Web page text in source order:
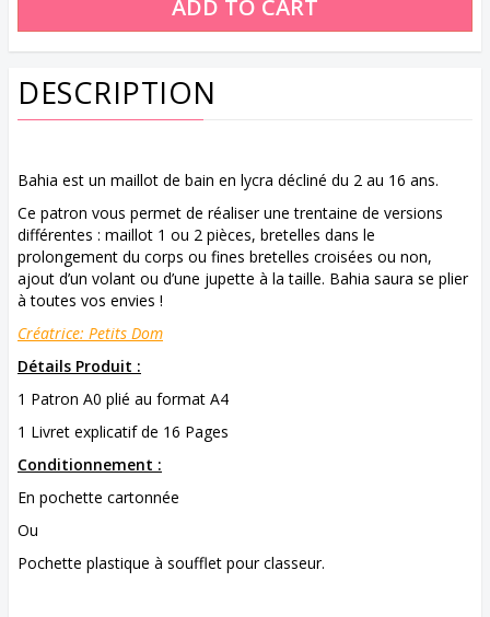
DESCRIPTION
Bahia est un maillot de bain en lycra décliné du 2 au 16 ans.
Ce patron vous permet de réaliser une trentaine de versions
différentes : maillot 1 ou 2 pièces, bretelles dans le
prolongement du corps ou fines bretelles croisées ou non,
ajout d’un volant ou d’une jupette à la taille. Bahia saura se plier
à toutes vos envies !
Créatrice: Petits Dom
Détails Produit :
1 Patron A0 plié au format A4
1 Livret explicatif de 16 Pages
Conditionnement :
En pochette cartonnée
Ou
Pochette plastique à soufflet pour classeur.